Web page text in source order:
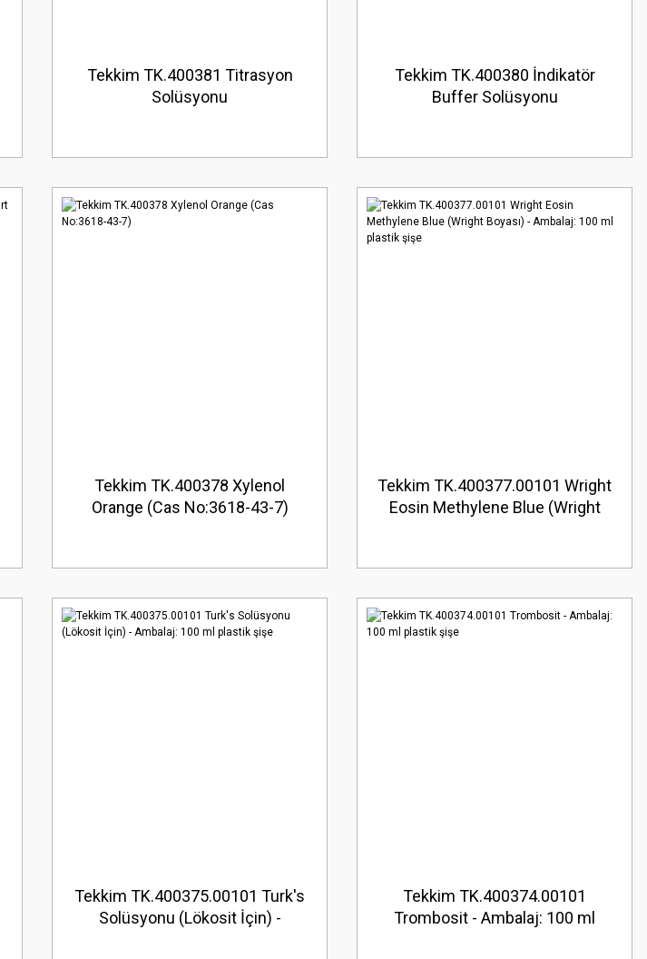
Tekkim TK.400381 Titrasyon
Solüsyonu
Tekkim TK.400380 İndikatör
Buffer Solüsyonu
Tekkim TK.400378 Xylenol
Orange (Cas No:3618-43-7)
Tekkim TK.400377.00101 Wright
Eosin Methylene Blue (Wright
Tekkim TK.400375.00101 Turk's
Solüsyonu (Lökosit İçin) -
Tekkim TK.400374.00101
Trombosit - Ambalaj: 100 ml